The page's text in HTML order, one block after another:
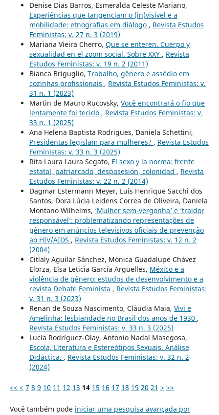
Denise Dias Barros, Esmeralda Celeste Mariano,
Experiências que tangenciam o (in)visível e a
mobilidade: etnografias em diálogo , Revista Estudos
Feministas: v. 27 n. 3 (2019)
Mariana Vieira Cherro, Que se enteren. Cuerpo y
sexualidad en el zoom social. Sobre XXY , Revista
Estudos Feministas: v. 19 n. 2 (2011)
Bianca Briguglio, Trabalho, gênero e assédio em
cozinhas profissionais , Revista Estudos Feministas: v.
31 n. 1 (2023)
Martin de Mauro Rucovsky, Você encontrará o fio que
lentamente foi tecido , Revista Estudos Feministas: v.
33 n. 1 (2025)
Ana Helena Baptista Rodrigues, Daniela Schettini,
Presidentas legislam para mulheres? , Revista Estudos
Feministas: v. 33 n. 3 (2025)
Rita Laura Laura Segato, El sexo y la norma: frente
estatal, patriarcado, desposesión, colonidad , Revista
Estudos Feministas: v. 22 n. 2 (2014)
Dagmar Estermann Meyer, Luis Henrique Sacchi dos
Santos, Dora Lúcia Leidens Correa de Oliveira, Daniela
Montano Wilhelms, ‘Mulher sem-vergonha’ e ‘traidor
responsável’: problematizando representações de
gênero em anúncios televisivos oficiais de prevenção
ao HIV/AIDS , Revista Estudos Feministas: v. 12 n. 2
(2004)
Citlaly Aguilar Sánchez, Mónica Guadalupe Chávez
Elorza, Elsa Leticia García Argüelles, México e a
violência de gênero: estudos de desenvolvimento e a
revista Debate Feminista , Revista Estudos Feministas:
v. 31 n. 3 (2023)
Renan de Souza Nascimento, Cláudia Maia, Vivi e
Amelinha: lesbiandade no Brasil dos anos de 1930 ,
Revista Estudos Feministas: v. 33 n. 3 (2025)
Lucía Rodríguez-Olay, Antonio Nadal Masegosa,
Escola, Literatura e Estereótipos Sexuais. Análise
Didáctica. , Revista Estudos Feministas: v. 32 n. 2
(2024)
<< < 7 8 9 10 11 12 13 14 15 16 17 18 19 20 21 > >>
Você também pode iniciar uma pesquisa avançada por